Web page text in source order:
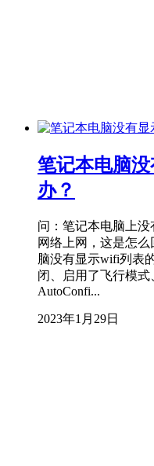
笔记本电脑
办？
问：笔记本电脑上
网络上网，这是怎
脑没有显示wifi列表
闭、启用了飞行模
AutoConfi...
2023年1月29日